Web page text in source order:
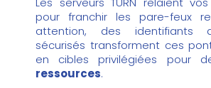
pour franchir les pare-feux
attention, des identifiants
sécurisés transforment ces
en cibles privilégiées pour
ressources.